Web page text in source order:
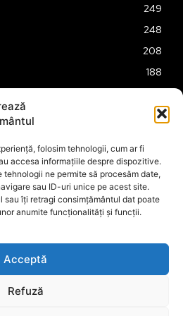
folosim tehnologii, cum ar fi
accesa informațiile despre dispozitive.
ne permite să procesăm date,
sau ID-uri unice pe acest site.
sau îți retragi consimțământul dat poate
anumite funcționalități și funcții.
Acceptă
Refuză
249
248
208
188
174
160
158
157
149